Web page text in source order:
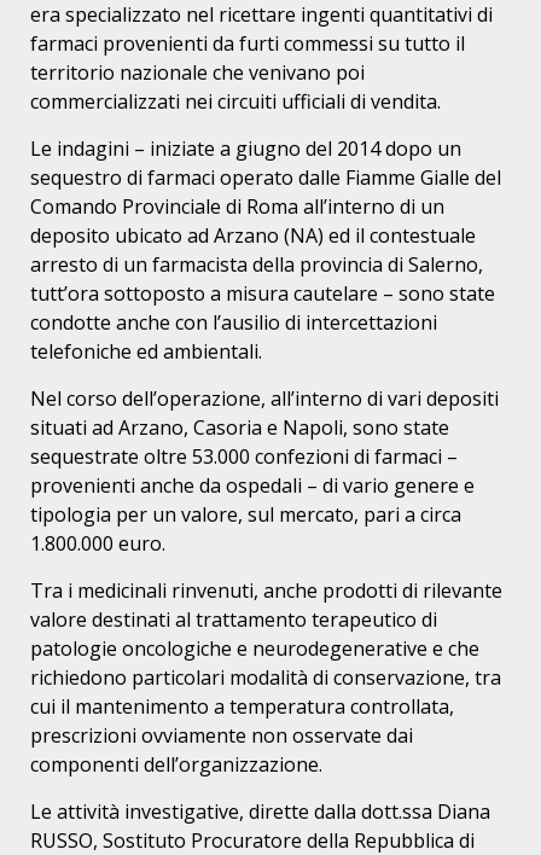
era specializzato nel ricettare ingenti quantitativi di
farmaci provenienti da furti commessi su tutto il
territorio nazionale che venivano poi
commercializzati nei circuiti ufficiali di vendita.
Le indagini – iniziate a giugno del 2014 dopo un
sequestro di farmaci operato dalle Fiamme Gialle del
Comando Provinciale di Roma all’interno di un
deposito ubicato ad Arzano (NA) ed il contestuale
arresto di un farmacista della provincia di Salerno,
tutt’ora sottoposto a misura cautelare – sono state
condotte anche con l’ausilio di intercettazioni
telefoniche ed ambientali.
Nel corso dell’operazione, all’interno di vari depositi
situati ad Arzano, Casoria e Napoli, sono state
sequestrate oltre 53.000 confezioni di farmaci –
provenienti anche da ospedali – di vario genere e
tipologia per un valore, sul mercato, pari a circa
1.800.000 euro.
Tra i medicinali rinvenuti, anche prodotti di rilevante
valore destinati al trattamento terapeutico di
patologie oncologiche e neurodegenerative e che
richiedono particolari modalità di conservazione, tra
cui il mantenimento a temperatura controllata,
prescrizioni ovviamente non osservate dai
componenti dell’organizzazione.
Le attività investigative, dirette dalla dott.ssa Diana
RUSSO, Sostituto Procuratore della Repubblica di